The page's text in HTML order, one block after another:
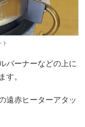
バーナーなどの上に
す。
遠赤ヒーターアタッ